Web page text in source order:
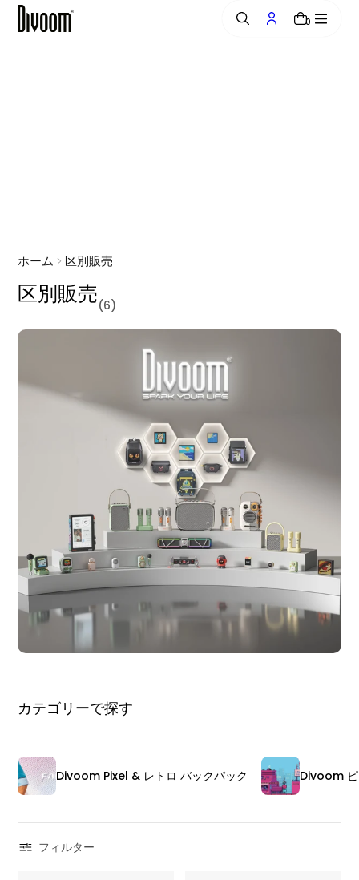
0
ホーム 区別販売
区別販売(6)
カテゴリーで探す
Divoom Pixel & レトロ バックパック Divoom ピ
フィルター